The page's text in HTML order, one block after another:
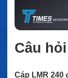
Câu
Cáp LMR 240